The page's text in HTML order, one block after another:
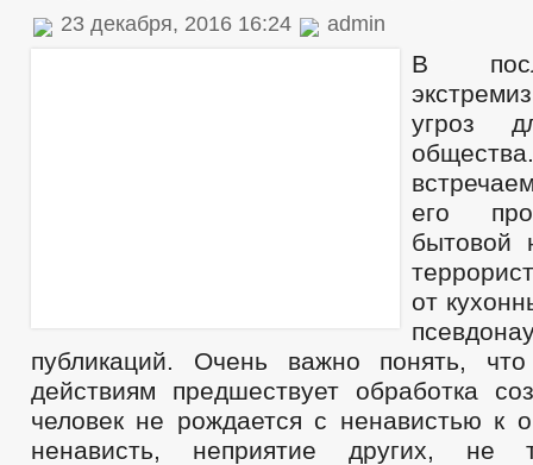
23 декабря, 2016 16:24 admin
В
угроз
его
бытовой
от
публикаций. Очень важно понять, что
действиям предшествует обработка
человек не рождается с ненавистью к
ненависть, неприятие других, не